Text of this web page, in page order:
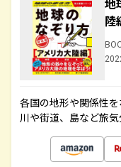
地
陸
各国の地形や関係性を
川や街道、島など旅